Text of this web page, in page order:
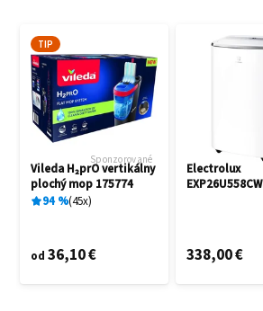
TIP
Sponzorované
Vileda H₂prO vertikálny
plochý mop 175774
94% 45x
od 36,10 €
Electrolux
EXP26U558CW
338,00 €